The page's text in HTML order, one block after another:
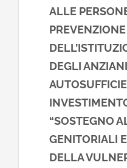
ALLE
PREVENZIONE
DEGLI
“SOSTEGNO
GENITORIALI
DELLA